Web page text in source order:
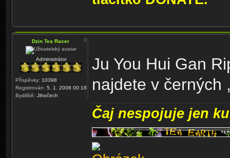
Dzin Tea Racer
Administrátor
Příspěvky: 10398
Registrován: 5. 1. 2008 00:18
Bydliště: Jihočech
Ju You Hui Gan
najdete v černých
Čaj nespojuje jen